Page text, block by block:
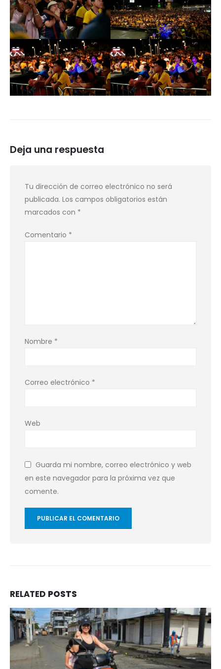
Deja una respuesta
Tu dirección de correo electrónico no será
publicada. Los campos obligatorios están
marcados con *
Comentario *
Nombre *
Correo electrónico *
Web
Guarda mi nombre, correo electrónico y web
en este navegador para la próxima vez que
comente.
RELATED POSTS